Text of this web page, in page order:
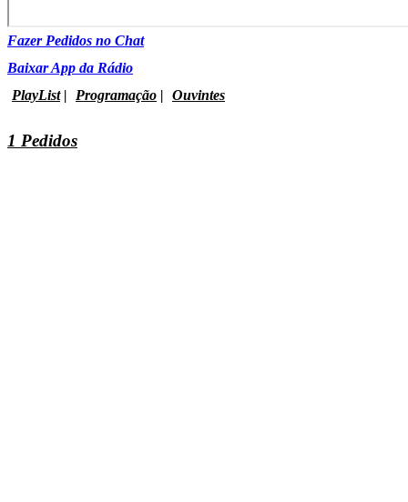
Fazer Pedidos no Chat
Baixar App da Rádio
PlayList| Programação | Ouvintes
1 Pedidos